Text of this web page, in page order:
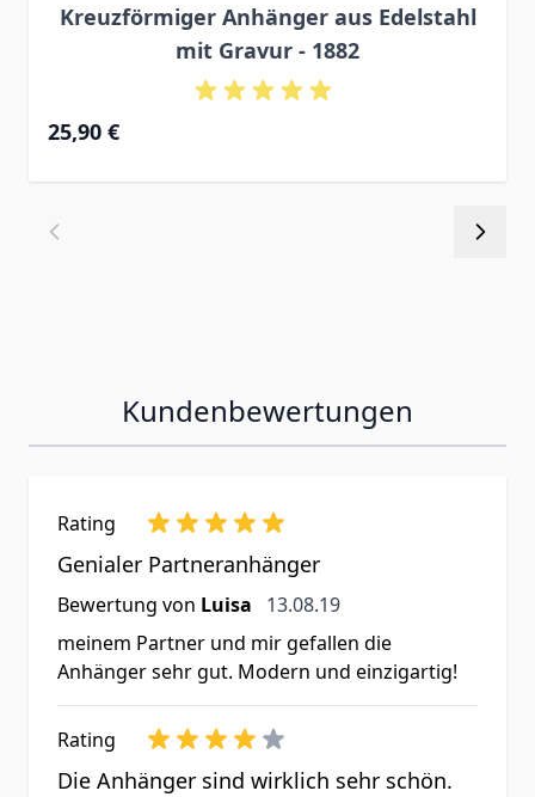
Kreuzförmiger Anhänger aus Edelstahl
mit Gravur - 1882
25,90 €
Kundenbewertungen
Rating
Genialer Partneranhänger
Bewertung von Luisa 13. August 2019
13.08.19
meinem Partner und mir gefallen die
Anhänger sehr gut. Modern und einzigartig!
Rating
Die Anhänger sind wirklich sehr schön.